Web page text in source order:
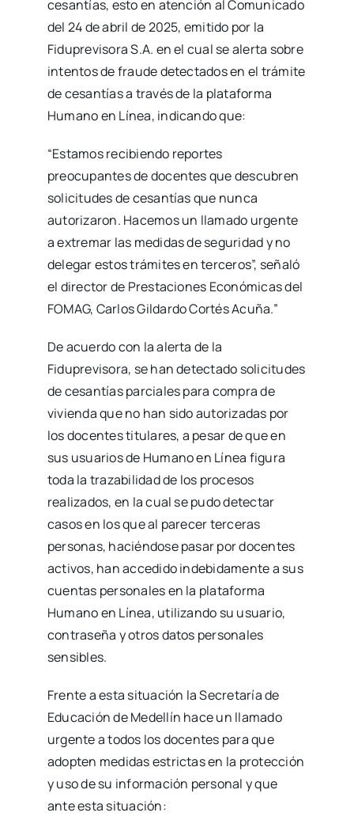
cesantías, esto en atención al Comunicado
del 24 de abril de 2025, emitido por la
Fiduprevisora S.A. en el cual se alerta sobre
intentos de fraude detectados en el trámite
de cesantías a través de la plataforma
Humano en Línea, indicando que:
“Estamos recibiendo reportes
preocupantes de docentes que descubren
solicitudes de cesantías que nunca
autorizaron. Hacemos un llamado urgente
a extremar las medidas de seguridad y no
delegar estos trámites en terceros”, señaló
el director de Prestaciones Económicas del
FOMAG, Carlos Gildardo Cortés Acuña.”
De acuerdo con la alerta de la
Fiduprevisora, se han detectado solicitudes
de cesantías parciales para compra de
vivienda que no han sido autorizadas por
los docentes titulares, a pesar de que en
sus usuarios de Humano en Línea figura
toda la trazabilidad de los procesos
realizados, en la cual se pudo detectar
casos en los que al parecer terceras
personas, haciéndose pasar por docentes
activos, han accedido indebidamente a sus
cuentas personales en la plataforma
Humano en Línea, utilizando su usuario,
contraseña y otros datos personales
sensibles.
Frente a esta situación la Secretaría de
Educación de Medellín hace un llamado
urgente a todos los docentes para que
adopten medidas estrictas en la protección
y uso de su información personal y que
ante esta situación: